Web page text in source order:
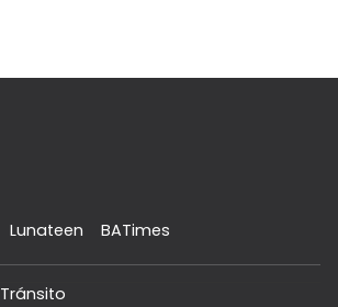
Lunateen BATimes
Tránsito